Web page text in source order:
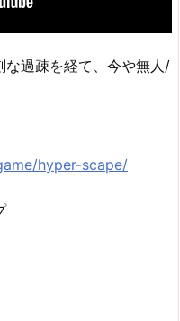
な過疎を経て、今や無人/
hyper-scape/